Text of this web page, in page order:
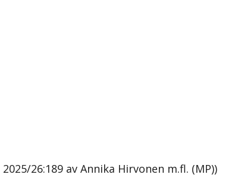
26:189 av Annika Hirvonen m.fl. (MP))